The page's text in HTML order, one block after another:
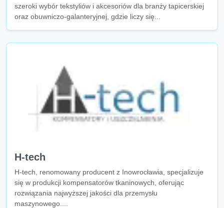
szeroki wybór tekstyliów i akcesoriów dla branży tapicerskiej
oraz obuwniczo-galanteryjnej, gdzie liczy się...
H-tech
H-tech, renomowany producent z Inowrocławia, specjalizuje
się w produkcji kompensatorów tkaninowych, oferując
rozwiązania najwyższej jakości dla przemysłu
maszynowego....